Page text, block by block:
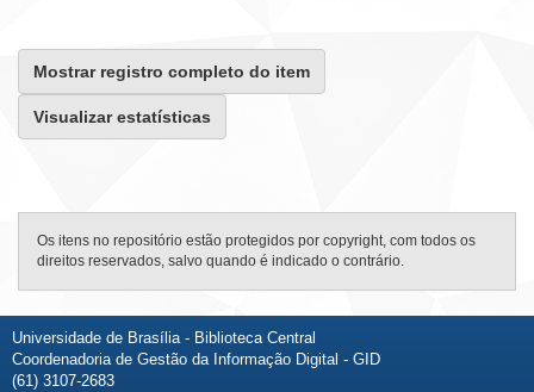
Mostrar registro completo do item
Visualizar estatísticas
Os itens no repositório estão protegidos por copyright, com todos os
direitos reservados, salvo quando é indicado o contrário.
Universidade de Brasília - Biblioteca Central
Coordenadoria de Gestão da Informação Digital - GID
(61) 3107-2683